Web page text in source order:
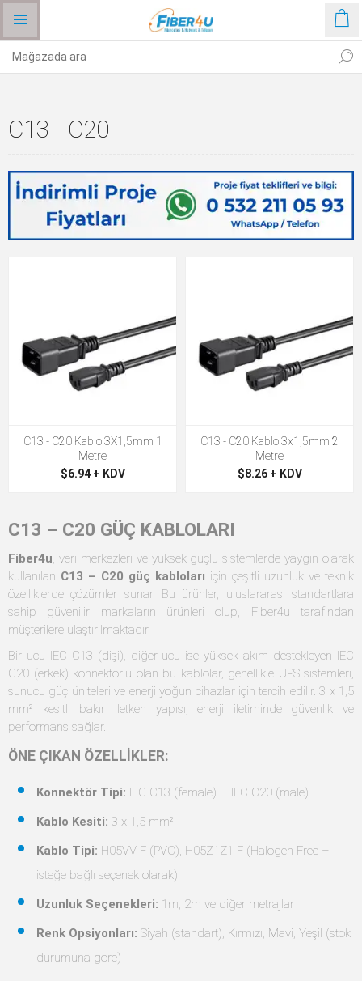
C13 - C20
C13 - C20 Kablo 3X1,5mm 1
Metre
$6.94 + KDV
C13 - C20 Kablo 3x1,5mm 2
Metre
$8.26 + KDV
C13 – C20 GÜÇ KABLOLARI
Fiber4u , veri merkezleri ve yüksek güçlü sistemlerde yaygın olarak
kullanılan C13 – C20 güç kabloları için çeşitli uzunluk ve teknik
özelliklerde çözümler sunar. Bu ürünler, uluslararası standartlara
sahip güvenilir markaların ürünleri olup, Fiber4u tarafından
müşterilere ulaştırılmaktadır.
Bir ucu IEC C13 (dişi), diğer ucu ise yüksek akım destekleyen IEC
C20 (erkek) konnektörlü olan bu kablolar, genellikle UPS sistemleri,
sunucu güç üniteleri ve enerji yoğun cihazlar için tercih edilir. 3 x 1,5
mm² kesitli bakır iletken yapısı, enerji iletiminde güvenlik ve
performans sağlar.
ÖNE ÇIKAN ÖZELLİKLER:
Konnektör Tipi: IEC C13 (female) – IEC C20 (male)
Kablo Kesiti: 3 x 1,5 mm²
Kablo Tipi: H05VV-F (PVC), H05Z1Z1-F (Halogen Free –
isteğe bağlı seçenek olarak)
Uzunluk Seçenekleri: 1m, 2m ve diğer metrajlar
Renk Opsiyonları: Siyah (standart), Kırmızı, Mavi, Yeşil (stok
durumuna göre)